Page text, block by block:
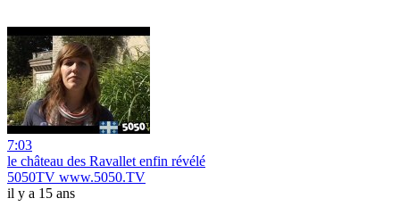
7:03
le château des Ravallet enfin révélé
5050TV www.5050.TV
il y a 15 ans